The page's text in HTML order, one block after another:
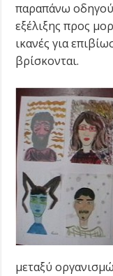
παραπάνω
εξέλιξης προς
ικανές για
βρίσκονται.
μεταξύ